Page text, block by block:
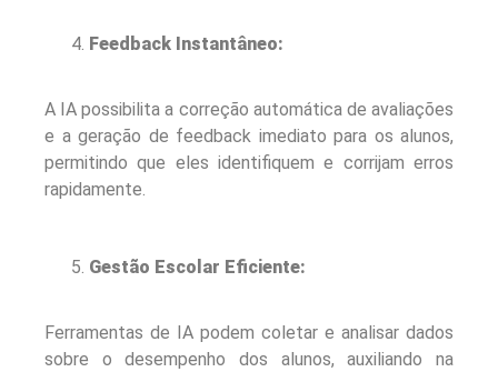
Feedback Instantâneo:
A IA possibilita a correção automática de avaliações
e a geração de feedback imediato para os alunos,
permitindo que eles identifiquem e corrijam erros
rapidamente.
Gestão Escolar Eficiente:
Ferramentas de IA podem coletar e analisar dados
sobre o desempenho dos alunos, auxiliando na